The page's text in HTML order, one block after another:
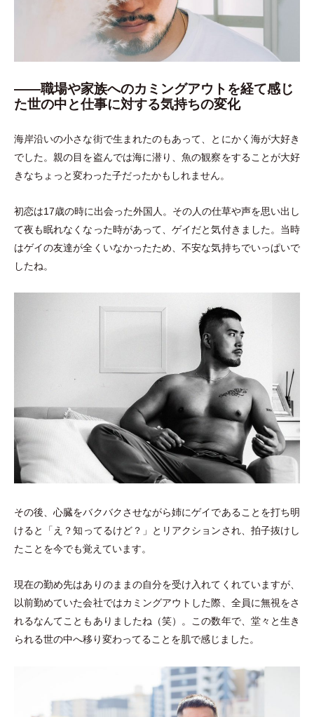
――職場や家族へのカミングアウトを経て感じ
た世の中と仕事に対する気持ちの変化
海岸沿いの小さな街で生まれたのもあって、とにかく海が大好き
でした。親の目を盗んでは海に潜り、魚の観察をすることが大好
きなちょっと変わった子だったかもしれません。
初恋は17歳の時に出会った外国人。その人の仕草や声を思い出し
て夜も眠れなくなった時があって、ゲイだと気付きました。当時
はゲイの友達が全くいなかったため、不安な気持ちでいっぱいで
したね。
その後、心臓をバクバクさせながら姉にゲイであることを打ち明
けると
「 え？知ってるけど？ 」
とリアクションされ、拍子抜けし
たことを今でも覚えています。
現在の勤め先はありのままの自分を受け入れてくれていますが、
以前勤めていた会社ではカミングアウトした際、全員に無視をさ
れるなんてこともありましたね （笑） 。この数年で、堂々と生き
られる世の中へ移り変わってることを肌で感じました。